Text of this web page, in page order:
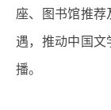
座、图书馆推荐
遇，推动中国文
播。